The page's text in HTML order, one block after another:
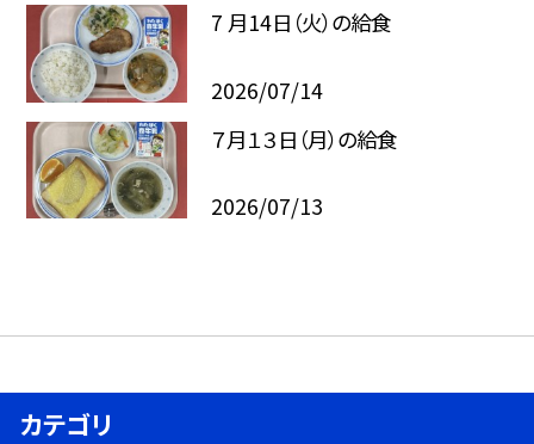
7 月14日（火）の給食
2026/07/14
７月１３日（月）の給食
2026/07/13
カテゴリ